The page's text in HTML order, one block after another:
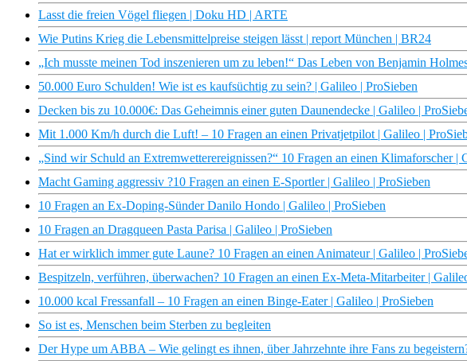
Lasst die freien Vögel fliegen | Doku HD | ARTE
Wie Putins Krieg die Lebensmittelpreise steigen lässt | report München | BR24
„Ich musste meinen Tod inszenieren um zu leben!“ Das Leben von Benjamin
50.000 Euro Schulden! Wie ist es kaufsüchtig zu sein? | Galileo | ProSieben
Decken bis zu 10.000€: Das Geheimnis einer guten Daunendecke | Galileo |
Mit 1.000 Km/h durch die Luft! – 10 Fragen an einen Privatjetpilot | Galileo |
„Sind wir Schuld an Extremwetterereignissen?“ 10 Fragen an einen Klimaforscher |
Macht Gaming aggressiv ?10 Fragen an einen E-Sportler | Galileo | ProSieben
10 Fragen an Ex-Doping-Sünder Danilo Hondo | Galileo | ProSieben
10 Fragen an Dragqueen Pasta Parisa | Galileo | ProSieben
Hat er wirklich immer gute Laune? 10 Fragen an einen Animateur | Galileo |
Bespitzeln, verführen, überwachen? 10 Fragen an einen Ex-Meta-Mitarbeiter |
10.000 kcal Fressanfall – 10 Fragen an einen Binge-Eater | Galileo | ProSieben
So ist es, Menschen beim Sterben zu begleiten
Der Hype um ABBA – Wie gelingt es ihnen, über Jahrzehnte ihre Fans zu